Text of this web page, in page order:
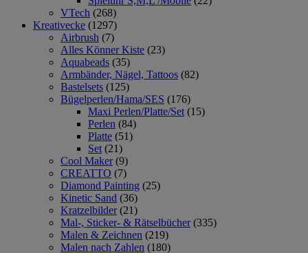
VTech (268)
Kreativecke (1297)
Airbrush (7)
Alles Könner Kiste (23)
Aquabeads (35)
Armbänder, Nägel, Tattoos (82)
Bastelsets (125)
Bügelperlen/Hama/SES (176)
Maxi Perlen/Platte/Set (15)
Perlen (84)
Platte (51)
Set (21)
Cool Maker (9)
CREATTO (7)
Diamond Painting (25)
Kinetic Sand (36)
Kratzelbilder (21)
Mal-, Sticker- & Rätselbücher (335)
Malen & Zeichnen (219)
Malen nach Zahlen (180)